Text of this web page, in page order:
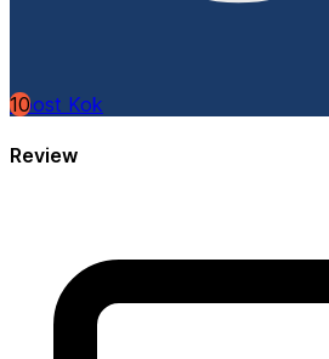
10
Joost Kok
Review